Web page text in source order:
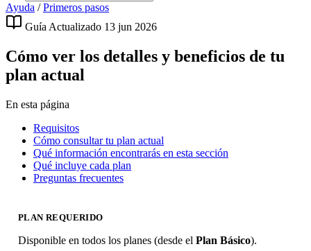
Ayuda / Primeros pasos
Guía Actualizado 13 jun 2026
Cómo ver los detalles y beneficios de tu
plan actual
En esta página
Requisitos
Cómo consultar tu plan actual
Qué información encontrarás en esta sección
Qué incluye cada plan
Preguntas frecuentes
PLAN REQUERIDO
Disponible en todos los planes (desde el Plan Básico).